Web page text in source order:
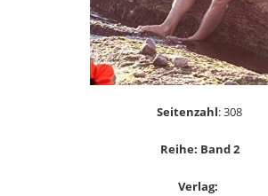
Seitenzahl: 308
Reihe: Band 2
Verlag: